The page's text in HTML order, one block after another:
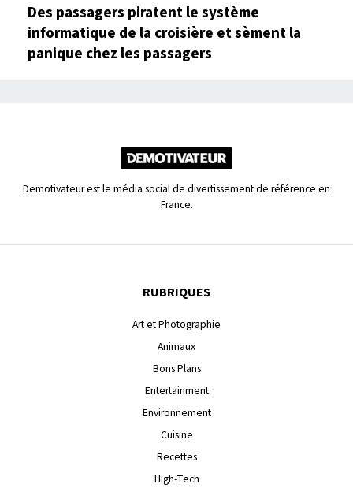
Des passagers piratent le système
informatique de la croisière et sèment la
panique chez les passagers
Demotivateur est le média social de divertissement de référence en
France.
RUBRIQUES
Art et Photographie
Animaux
Bons Plans
Entertainment
Environnement
Cuisine
Recettes
High-Tech